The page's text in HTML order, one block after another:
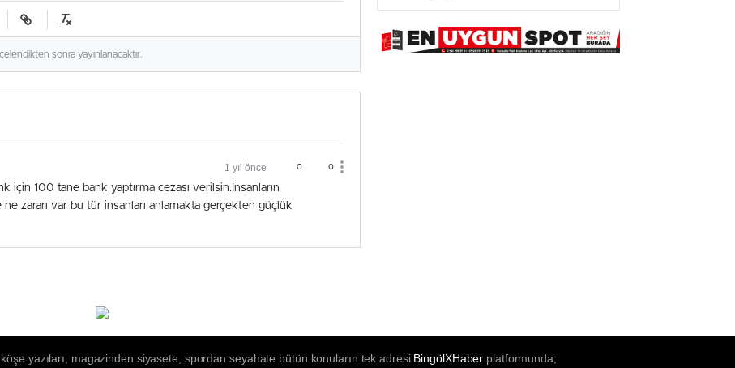
sonra yayınlanacaktır.
1 yıl önce 0 0
için 100 tane bank yaptırma cezası verilsin.İnsanların
zararı var bu tür insanları anlamakta gerçekten güçlük
yazıları, magazinden siyasete, spordan seyahate bütün konuların tek adresi BingölXHaber platformunda;